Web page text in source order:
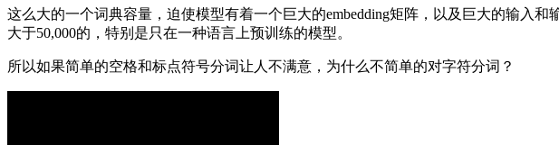
这么大的一个词典容量，迫使模型有着一个巨大的embedding矩阵，以及巨大的输入
大于50,000的，特别是只在一种语言上预训练的模型。
所以如果简单的空格和标点符号分词让人不满意，为什么不简单的对字符分词？